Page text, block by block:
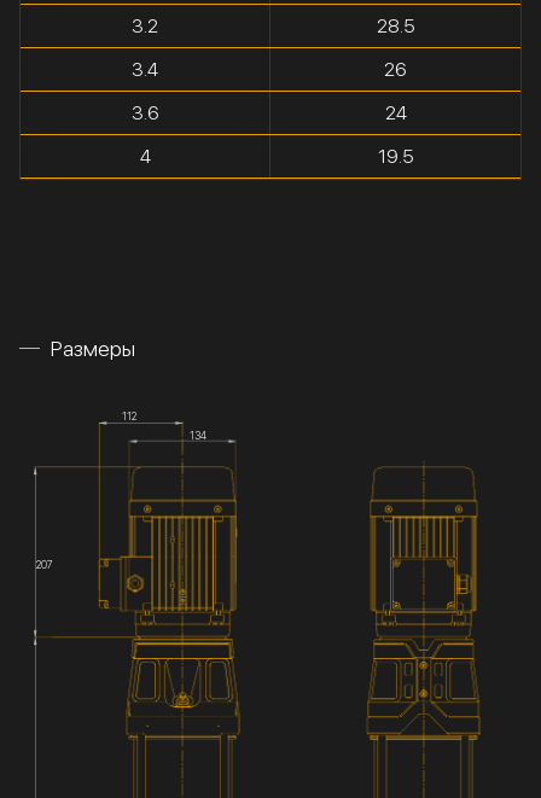
3.2
28.5
3.4
26
3.6
24
4
19.5
Размеры
112
134
207